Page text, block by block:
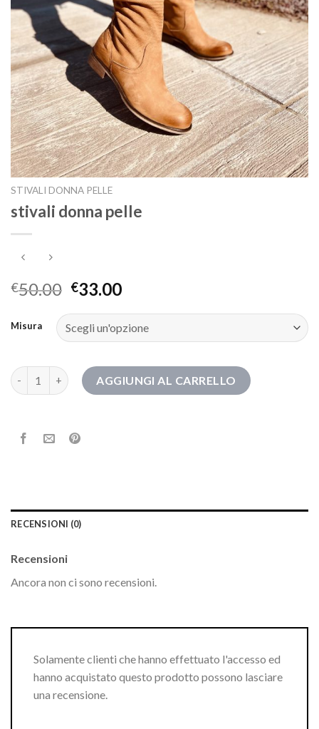
STIVALI DONNA PELLE
stivali donna pelle
€50.00 €33.00
Misura
stivali donna pelle quantitàAGGIUNGI AL CARRELLO
RECENSIONI (0)
Recensioni
Ancora non ci sono recensioni.
Solamente clienti che hanno effettuato l'accesso ed
hanno acquistato questo prodotto possono lasciare
una recensione.